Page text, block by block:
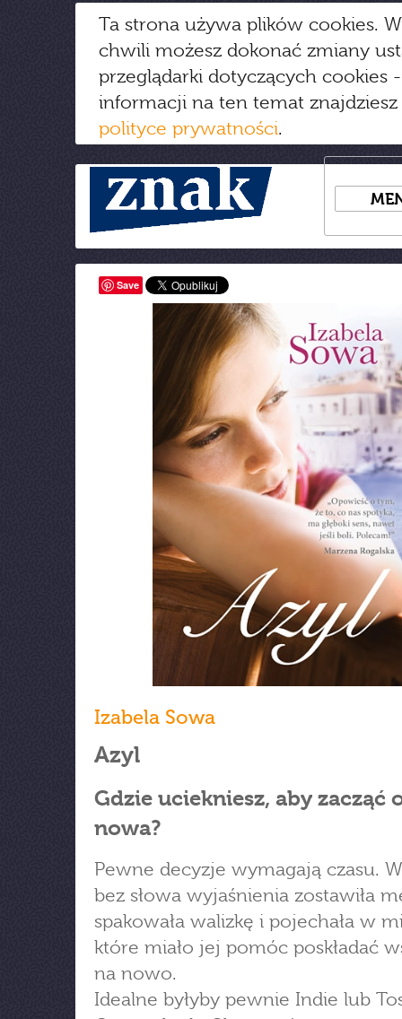
Ta strona używa plików cookies.
chwili możesz dokonać zmiany
przeglądarki dotyczących cookies
informacji na ten temat
polityce prywatności.
Save
Izabela Sowa
Azyl
Gdzie uciekniesz, aby zacząć
nowa?
Pewne decyzje wymagają czasu.
bez słowa wyjaśnienia zostawiła
spakowała walizkę i pojechała w
które miało jej pomóc poskładać
na nowo.
Idealne byłyby pewnie Indie lub